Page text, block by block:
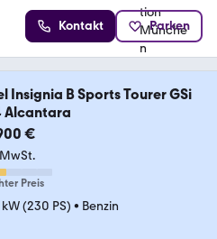
Kontakt Parken
Insignia B Sports Tourer GSi
Alcantara
€
Preis
(230 PS) • Benzin